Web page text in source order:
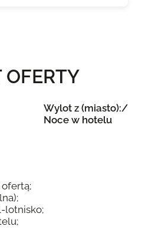
OFERTY
Wylot z (miasto):/
Noce w hotelu
lotnisko;